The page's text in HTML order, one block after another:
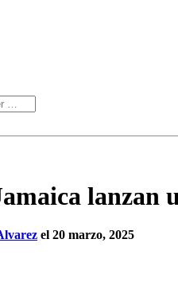
lanzan
el 20 marzo, 2025